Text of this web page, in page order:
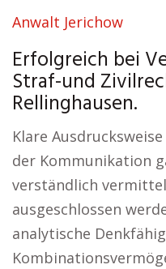
Anwalt Jerichow
Erfolgreich bei
Straf-und
Rellinghausen.
Klare
der Kommunikation
verständlich
ausgeschlossen
analytische